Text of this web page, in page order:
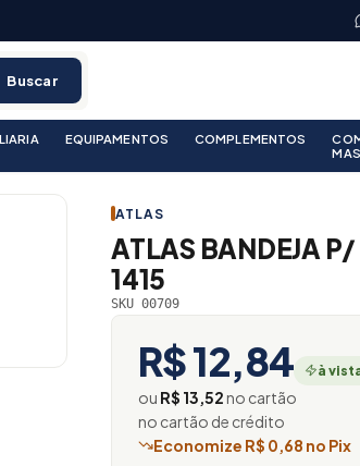
Buscar
EQUIPAMENTOS COMPLEMENTOS
ATLAS
ATLAS BANDEJA
1415
SKU 00709
R$ 12,84 à
ou R$ 13,52no cartão
no cartão de crédito
Economize R$ 0,68 no Pix